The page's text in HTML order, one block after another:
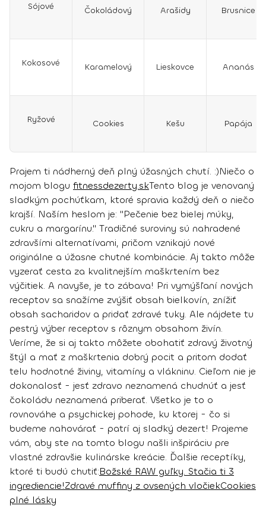
Sójové Čokoládový Arašidy Brusnice
Kokosové Karamelový Lieskovce Ananás
Ryžové Cookies Kešu Papája
Prajem ti nádherný deň plný úžasných chutí. :)Niečo o
mojom blogu fitnessdezerty.skTento blog je venovaný
sladkým pochúťkam, ktoré spravia každý deň o niečo
krajší. Naším heslom je: "Pečenie bez bielej múky,
cukru a margarínu." Tradičné suroviny sú nahradené
zdravšími alternatívami, pričom vznikajú nové
originálne a úžasne chutné kombinácie. Aj takto môže
vyzerať cesta za kvalitnejším maškrtením bez
výčitiek. A navyše, je to zábava! Pri vymýšľaní nových
receptov sa snažíme zvýšiť obsah bielkovín, znížiť
obsah sacharidov a pridať zdravé tuky. Ale nájdete tu
pestrý výber receptov s rôznym obsahom živín.
Veríme, že si aj takto môžete obohatiť zdravý životný
štýl a mať z maškrtenia dobrý pocit a pritom dodať
telu hodnotné živiny, vitamíny a vlákninu. Cieľom nie je
dokonalosť - jesť zdravo neznamená chudnúť a jesť
čokoládu neznamená priberať. Všetko je to o
rovnováhe a psychickej pohode, ku ktorej - čo si
budeme nahovárať - patrí aj sladký dezert! Prajeme
vám, aby ste na tomto blogu našli inšpiráciu pre
vlastné zdravšie kulinárske kreácie. Ďalšie receptíky,
ktoré ti budú chutiť:Božské RAW guľky. Stačia ti 3
ingrediencie!Zdravé muffiny z ovsených vločiekCookies
plné lásky